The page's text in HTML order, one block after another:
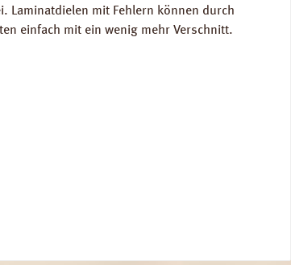
Laminatdielen mit Fehlern können durch
einfach mit ein wenig mehr Verschnitt.